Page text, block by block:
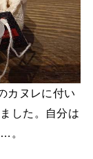
カヌレに付い
した。自分は
。